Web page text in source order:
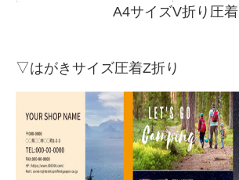
A4サイズV折り圧着
▽はがきサイズ圧着Z折り